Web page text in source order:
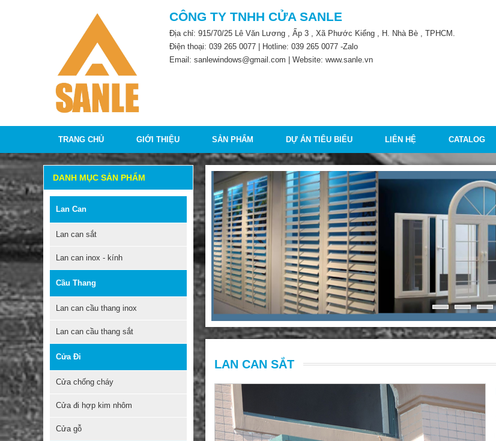
CÔNG TY TNHH CỬA SANLE
Địa chỉ: 915/70/25 Lê Văn Lương , Ấp 3 , Xã Phước Kiểng , H. Nhà Bè , TPHCM.
Điện thoại: 039 265 0077 | Hotline: 039 265 0077 -Zalo
Email: sanlewindows@gmail.com | Website: www.sanle.vn
TRANG CHỦ GIỚI THIỆU SẢN PHẨM DỰ ÁN TIÊU BIỂU LIÊN HỆ CATALOG
DANH MỤC SẢN PHẨM
Lan Can
Lan can sắt
Lan can inox - kính
Cầu Thang
Lan can cầu thang inox
Lan can cầu thang sắt
Cửa Đi
Cửa chống cháy
Cửa đi hợp kim nhôm
Cửa gỗ
LAN CAN SẮT